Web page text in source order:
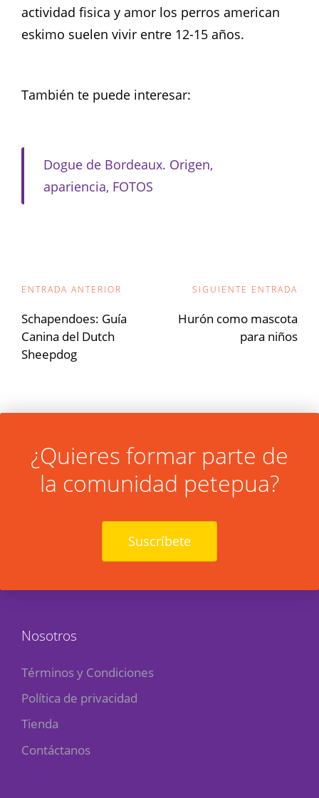
actividad fisica y amor los perros american
eskimo suelen vivir entre 12-15 años.
También te puede interesar:
Dogue de Bordeaux. Origen,
apariencia, FOTOS
Navegación
de
entradas
ENTRADA ANTERIOR
Schapendoes: Guía
Canina del Dutch
Sheepdog
SIGUIENTE ENTRADA
Hurón como mascota
para niños
¿Quieres formar parte de
la comunidad petepua?
Suscríbete
Nosotros
Términos y Condiciones
Política de privacidad
Tienda
Contáctanos